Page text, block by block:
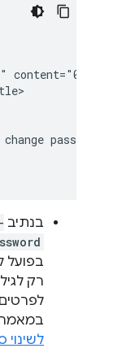
password
בנתיב
בפועל
רק